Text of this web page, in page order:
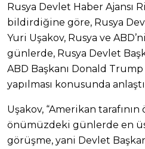
Rusya Devlet Haber Ajansı
bildirdiğine göre, Rusya
Yuri Uşakov, Rusya ve
günlerde, Rusya Devlet
ABD Başkanı Donald
yapılması konusunda
Uşakov, “Amerikan
önümüzdeki günlerde en
görüşme, yani Devlet